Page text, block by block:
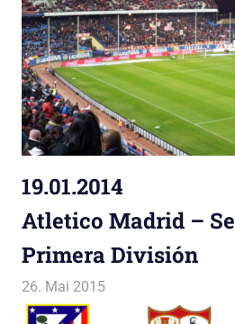
19.01.2014
Atletico Madrid –
Primera División
26. Mai 2015